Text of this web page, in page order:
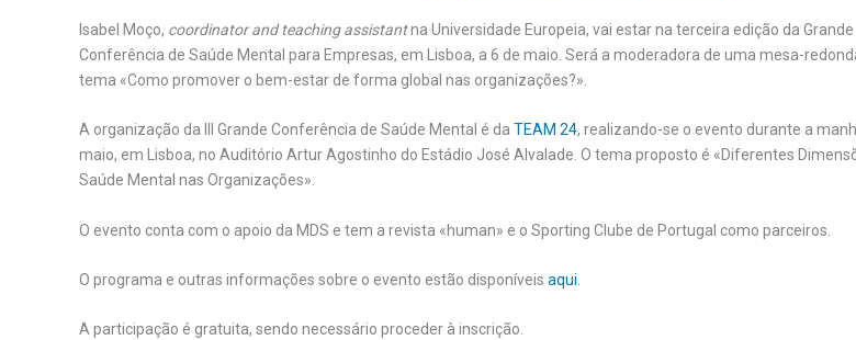
Isabel Moço, coordinator and teaching assistantna Universidade Europeia, vai estar na terceira edição da Grande
Conferência de Saúde Mental para Empresas, em Lisboa, a 6 de maio. Será a moderadora de uma mesa-
tema «Como promover o bem-estar de forma global nas organizações?».
A organização da III Grande Conferência de Saúde Mental é da TEAM 24, realizando-se o evento durante a
maio, em Lisboa, no Auditório Artur Agostinho do Estádio José Alvalade. O tema proposto é «Diferentes
Saúde Mental nas Organizações».
O evento conta com o apoio da MDS e tem a revista «human» e o Sporting Clube de Portugal como parceiros.
O programa e outras informações sobre o evento estão disponíveis aqui
A participação é gratuita, sendo necessário proceder à inscrição.